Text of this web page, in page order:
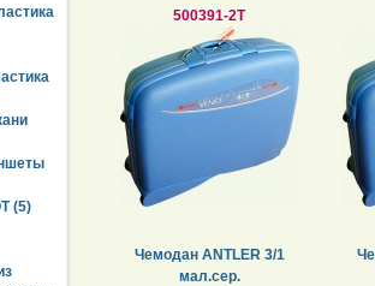
(5)
500391-2T
Чемодан ANTLER 3/1
мал.сер.